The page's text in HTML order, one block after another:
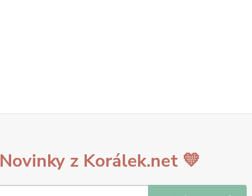
Novinky z Korálek.net 💛